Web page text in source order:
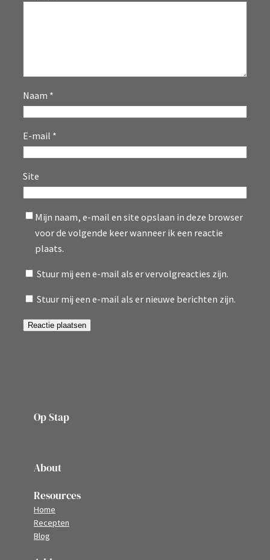
Naam *
E-mail *
Site
Mijn naam, e-mail en site opslaan in deze browser
voor de volgende keer wanneer ik een reactie
plaats.
Stuur mij een e-mail als er vervolgreacties zijn.
Stuur mij een e-mail als er nieuwe berichten zijn.
Op Stap
About
Resources
Home
Recepten
Blog